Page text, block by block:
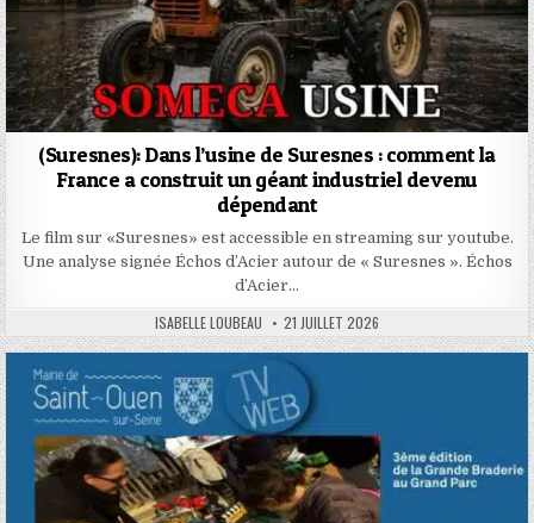
(Suresnes): Dans l’usine de Suresnes : comment la
France a construit un géant industriel devenu
dépendant
Le film sur «Suresnes» est accessible en streaming sur youtube.
Une analyse signée Échos d’Acier autour de « Suresnes ». Échos
d’Acier…
AUTHOR:
ISABELLE LOUBEAU PUBLISHED
DATE:
21 JUILLET 2026